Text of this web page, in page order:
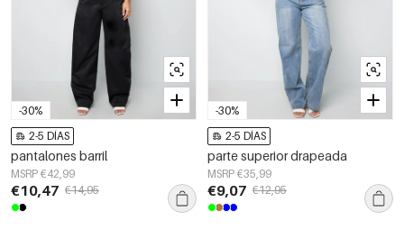
-30%
2-5 DÍAS
pantalones barril
MSRP €42,99
€10,47 €14,95
-30%
2-5 DÍAS
parte superior drapeada
MSRP €35,99
€9,07 €12,95